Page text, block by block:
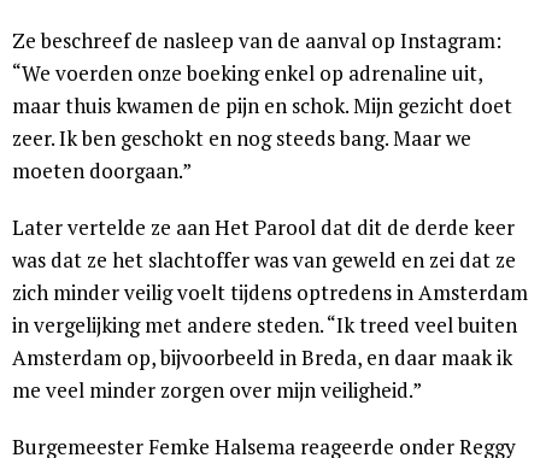
Ze beschreef de nasleep van de aanval op Instagram:
“We voerden onze boeking enkel op adrenaline uit,
maar thuis kwamen de pijn en schok. Mijn gezicht doet
zeer. Ik ben geschokt en nog steeds bang. Maar we
moeten doorgaan.”
Later vertelde ze aan Het Parool dat dit de derde keer
was dat ze het slachtoffer was van geweld en zei dat ze
zich minder veilig voelt tijdens optredens in Amsterdam
in vergelijking met andere steden. “Ik treed veel buiten
Amsterdam op, bijvoorbeeld in Breda, en daar maak ik
me veel minder zorgen over mijn veiligheid.”
Burgemeester Femke Halsema reageerde onder Reggy